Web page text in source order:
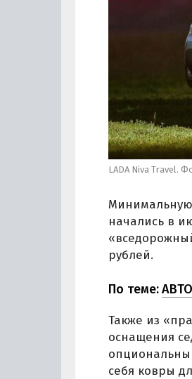
LADA Niva Travel.
Минимальную
начались в
рублей.
По теме:
Также из
оснащения
себя ковры